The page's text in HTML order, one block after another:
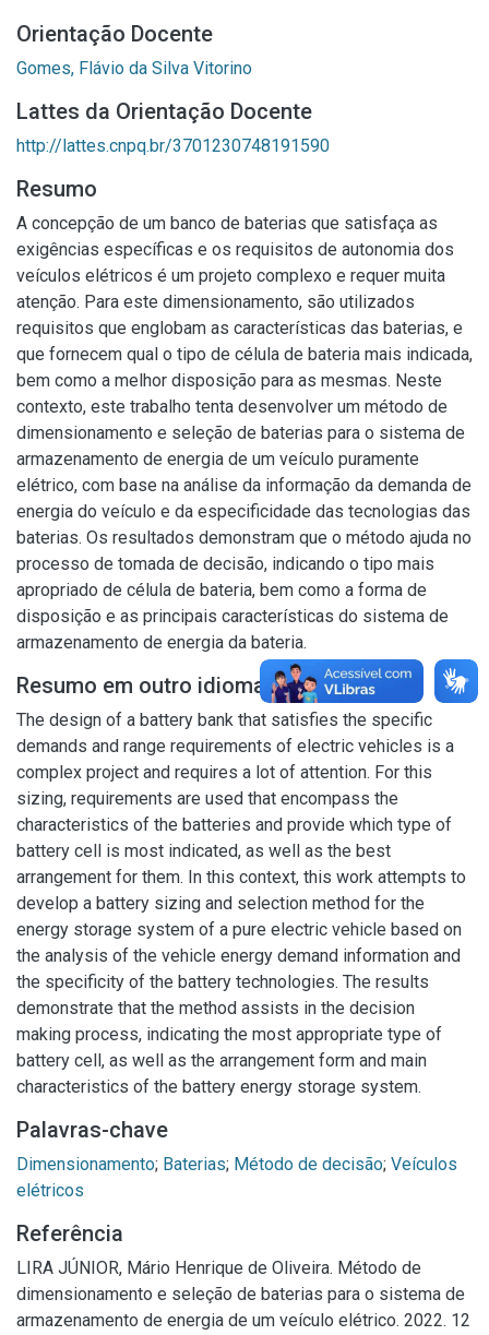
Orientação Docente
Gomes, Flávio da Silva Vitorino
Lattes da Orientação Docente
http://lattes.cnpq.br/3701230748191590
Resumo
A concepção de um banco de baterias que satisfaça as
exigências específicas e os requisitos de autonomia dos
veículos elétricos é um projeto complexo e requer muita
atenção. Para este dimensionamento, são utilizados
requisitos que englobam as características das baterias, e
que fornecem qual o tipo de célula de bateria mais indicada,
bem como a melhor disposição para as mesmas. Neste
contexto, este trabalho tenta desenvolver um método de
dimensionamento e seleção de baterias para o sistema de
armazenamento de energia de um veículo puramente
elétrico, com base na análise da informação da demanda de
energia do veículo e da especificidade das tecnologias das
baterias. Os resultados demonstram que o método ajuda no
processo de tomada de decisão, indicando o tipo mais
apropriado de célula de bateria, bem como a forma de
disposição e as principais características do sistema de
armazenamento de energia da bateria.
Resumo em outro idioma
The design of a battery bank that satisfies the specific
demands and range requirements of electric vehicles is a
complex project and requires a lot of attention. For this
sizing, requirements are used that encompass the
characteristics of the batteries and provide which type of
battery cell is most indicated, as well as the best
arrangement for them. In this context, this work attempts to
develop a battery sizing and selection method for the
energy storage system of a pure electric vehicle based on
the analysis of the vehicle energy demand information and
the specificity of the battery technologies. The results
demonstrate that the method assists in the decision
making process, indicating the most appropriate type of
battery cell, as well as the arrangement form and main
characteristics of the battery energy storage system.
Palavras-chave
Dimensionamento; Baterias; Método de decisão; Veículos
elétricos
Referência
LIRA JÚNIOR, Mário Henrique de Oliveira. Método de
dimensionamento e seleção de baterias para o sistema de
armazenamento de energia de um veículo elétrico. 2022. 12